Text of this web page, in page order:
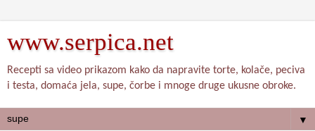
www.serpica.net
Recepti sa video prikazom kako da napravite torte, kolače, peciva
i testa, domaća jela, supe, čorbe i mnoge druge ukusne obroke.
▼